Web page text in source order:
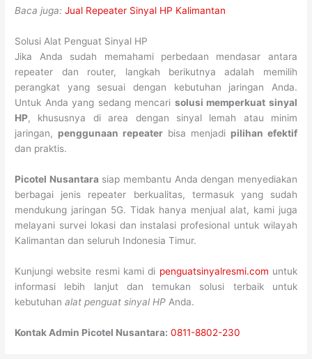
Baca juga:Jual Repeater Sinyal HP Kalimantan
Solusi Alat Penguat Sinyal HP
Jika Anda sudah memahami perbedaan mendasar antara
repeater dan router, langkah berikutnya adalah memilih
perangkat yang sesuai dengan kebutuhan jaringan Anda.
Untuk Anda yang sedang mencari solusi memperkuat sinyal
HP, khususnya di area dengan sinyal lemah atau minim
jaringan, penggunaan repeater bisa menjadi pilihan efektif
dan praktis.
Picotel Nusantara siap membantu Anda dengan menyediakan
berbagai jenis repeater berkualitas, termasuk yang sudah
mendukung jaringan 5G. Tidak hanya menjual alat, kami juga
melayani survei lokasi dan instalasi profesional untuk wilayah
Kalimantan dan seluruh Indonesia Timur.
Kunjungi website resmi kami di penguatsinyalresmi.com untuk
informasi lebih lanjut dan temukan solusi terbaik untuk
kebutuhanalat penguat sinyal HP Anda.
Kontak Admin Picotel Nusantara: 0811-8802-230